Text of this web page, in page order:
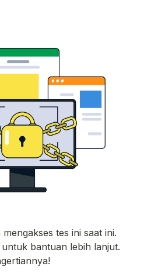
tes ini saat ini.